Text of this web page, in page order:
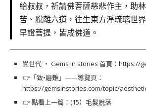
給叔叔，祈請佛菩薩慈悲作主，助
苦、脫離六道，往生東方淨琉璃世
早證菩提，皆成佛道。
覺世代 ‧ Gems in stories 首頁： https://
👉「致•磨難」——導覽頁：
https://gemsinstories.com/topic/
👉 點看上一篇：(15）毛髮脫落